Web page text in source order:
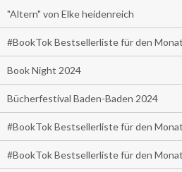
"Altern" von Elke heidenreich
#BookTok Bestsellerliste für den
Book Night 2024
Bücherfestival Baden-Baden 2024
#BookTok Bestsellerliste für den
#BookTok Bestsellerliste für den